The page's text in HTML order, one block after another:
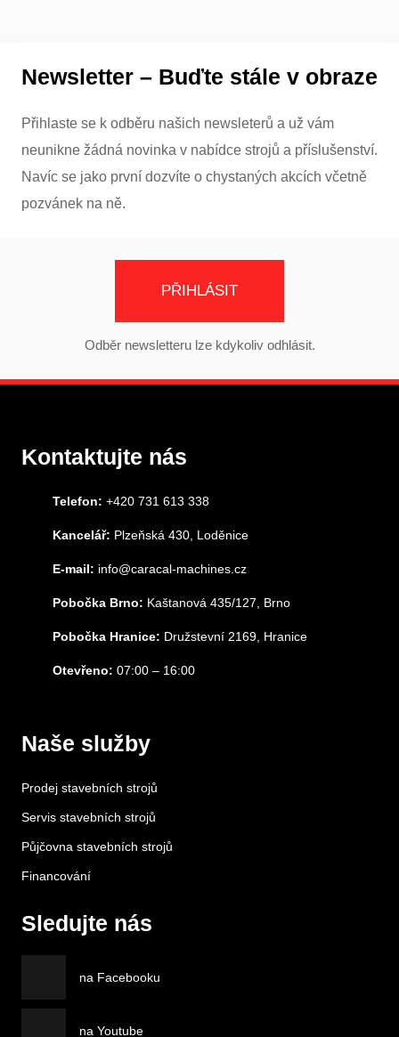
Newsletter – Buďte stále v obraze
Přihlaste se k odběru našich newsleterů a už vám
neunikne žádná novinka v nabídce strojů a příslušenství.
Navíc se jako první dozvíte o chystaných akcích včetně
pozvánek na ně.
PŘIHLÁSIT
Odběr newsletteru lze kdykoliv odhlásit.
Kontaktujte nás
Telefon: +420 731 613 338
Kancelář: Plzeňská 430, Loděnice
E-mail: info@caracal-machines.cz
Pobočka Brno: Kaštanová 435/127, Brno
Pobočka Hranice: Družstevní 2169, Hranice
Otevřeno: 07:00 – 16:00
Naše služby
Prodej stavebních strojů
Servis stavebních strojů
Půjčovna stavebních strojů
Financování
Sledujte nás
na Facebooku
na Youtube